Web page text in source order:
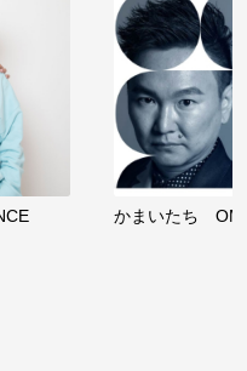
かまいたち